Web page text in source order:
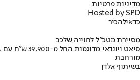
מדיניות פרטיות
Hosted by SPD
כדאילהכיר
מסיירת מטכ"ל לחנייה שלכם
מורחבת
בשיתוף אלדן